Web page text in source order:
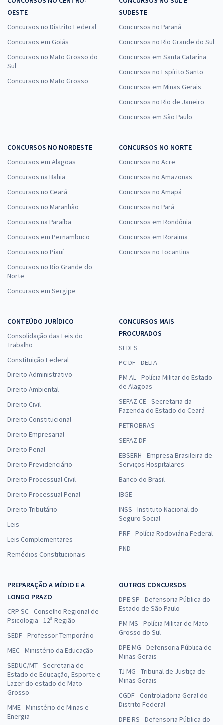
OESTE
Concursos no Distrito Federal
Concursos em Goiás
Concursos no Mato Grosso do
Sul
Concursos no Mato Grosso
SUDESTE
Concursos no Paraná
Concursos no Rio Grande do Sul
Concursos em Santa Catarina
Concursos no Espírito Santo
Concursos em Minas Gerais
Concursos no Rio de Janeiro
Concursos em São Paulo
CONCURSOS NO NORDESTE
Concursos em Alagoas
Concursos na Bahia
Concursos no Ceará
Concursos no Maranhão
Concursos na Paraíba
Concursos em Pernambuco
Concursos no Piauí
Concursos no Rio Grande do
Norte
Concursos em Sergipe
CONCURSOS NO NORTE
Concursos no Acre
Concursos no Amazonas
Concursos no Amapá
Concursos no Pará
Concursos em Rondônia
Concursos em Roraima
Concursos no Tocantins
CONTEÚDO JURÍDICO
Consolidação das Leis do
Trabalho
Constituição Federal
Direito Administrativo
Direito Ambiental
Direito Civil
Direito Constitucional
Direito Empresarial
Direito Penal
Direito Previdenciário
Direito Processual Civil
Direito Processual Penal
Direito Tributário
Leis
Leis Complementares
Remédios Constitucionais
CONCURSOS MAIS
PROCURADOS
SEDES
PC DF - DELTA
PM AL - Polícia Militar do Estado
de Alagoas
SEFAZ CE - Secretaria da
Fazenda do Estado do Ceará
PETROBRAS
SEFAZ DF
EBSERH - Empresa Brasileira de
Serviços Hospitalares
Banco do Brasil
IBGE
INSS - Instituto Nacional do
Seguro Social
PRF - Polícia Rodoviária Federal
PND
PREPARAÇÃO A MÉDIO E A
LONGO PRAZO
CRP SC - Conselho Regional de
Psicologia - 12ª Região
SEDF - Professor Temporário
MEC - Ministério da Educação
SEDUC/MT - Secretaria de
Estado de Educação, Esporte e
Lazer do estado de Mato
Grosso
MME - Ministério de Minas e
Energia
OUTROS CONCURSOS
DPE SP - Defensoria Pública do
Estado de São Paulo
PM MS - Polícia Militar de Mato
Grosso do Sul
DPE MG - Defensoria Pública de
Minas Gerais
TJ MG - Tribunal de Justiça de
Minas Gerais
CGDF - Controladoria Geral do
Distrito Federal
DPE RS - Defensoria Pública do